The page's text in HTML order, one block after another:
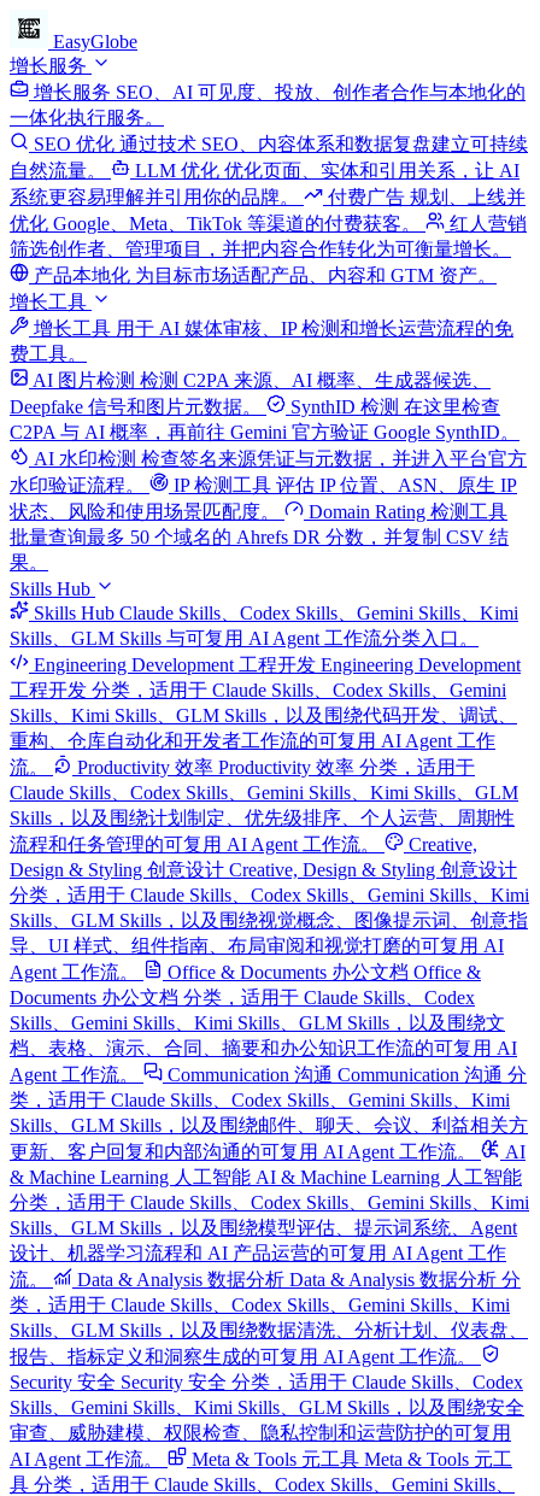
EasyGlobe
增长服务
增长服务 SEO、AI 可见度、投放、创作者合作与本地化的
一体化执行服务。
SEO 优化 通过技术 SEO、内容体系和数据复盘建立可持续
自然流量。
LLM 优化 优化页面、实体和引用关系，让 AI
系统更容易理解并引用你的品牌。
付费广告 规划、上线并
优化 Google、Meta、TikTok 等渠道的付费获客。
红人营销
筛选创作者、管理项目，并把内容合作转化为可衡量增长。
产品本地化 为目标市场适配产品、内容和 GTM 资产。
增长工具
增长工具 用于 AI 媒体审核、IP 检测和增长运营流程的免
费工具。
AI 图片检测 检测 C2PA 来源、AI 概率、生成器候选、
Deepfake 信号和图片元数据。
SynthID 检测 在这里检查
C2PA 与 AI 概率，再前往 Gemini 官方验证 Google SynthID。
AI 水印检测 检查签名来源凭证与元数据，并进入平台官方
水印验证流程。
IP 检测工具 评估 IP 位置、ASN、原生 IP
状态、风险和使用场景匹配度。
Domain Rating 检测工具
批量查询最多 50 个域名的 Ahrefs DR 分数，并复制 CSV 结
果。
Skills Hub
Skills Hub Claude Skills、Codex Skills、Gemini Skills、Kimi
Skills、GLM Skills 与可复用 AI Agent 工作流分类入口。
Engineering Development 工程开发 Engineering Development
工程开发 分类，适用于 Claude Skills、Codex Skills、Gemini
Skills、Kimi Skills、GLM Skills，以及围绕代码开发、调试、
重构、仓库自动化和开发者工作流的可复用 AI Agent 工作
流。
Productivity 效率 Productivity 效率 分类，适用于
Claude Skills、Codex Skills、Gemini Skills、Kimi Skills、GLM
Skills，以及围绕计划制定、优先级排序、个人运营、周期性
流程和任务管理的可复用 AI Agent 工作流。
Creative,
Design & Styling 创意设计 Creative, Design & Styling 创意设计
分类，适用于 Claude Skills、Codex Skills、Gemini Skills、Kimi
Skills、GLM Skills，以及围绕视觉概念、图像提示词、创意指
导、UI 样式、组件指南、布局审阅和视觉打磨的可复用 AI
Agent 工作流。
Office & Documents 办公文档 Office &
Documents 办公文档 分类，适用于 Claude Skills、Codex
Skills、Gemini Skills、Kimi Skills、GLM Skills，以及围绕文
档、表格、演示、合同、摘要和办公知识工作流的可复用 AI
Agent 工作流。
Communication 沟通 Communication 沟通 分
类，适用于 Claude Skills、Codex Skills、Gemini Skills、Kimi
Skills、GLM Skills，以及围绕邮件、聊天、会议、利益相关方
更新、客户回复和内部沟通的可复用 AI Agent 工作流。
AI
& Machine Learning 人工智能 AI & Machine Learning 人工智能
分类，适用于 Claude Skills、Codex Skills、Gemini Skills、Kimi
Skills、GLM Skills，以及围绕模型评估、提示词系统、Agent
设计、机器学习流程和 AI 产品运营的可复用 AI Agent 工作
流。
Data & Analysis 数据分析 Data & Analysis 数据分析 分
类，适用于 Claude Skills、Codex Skills、Gemini Skills、Kimi
Skills、GLM Skills，以及围绕数据清洗、分析计划、仪表盘、
报告、指标定义和洞察生成的可复用 AI Agent 工作流。
Security 安全 Security 安全 分类，适用于 Claude Skills、Codex
Skills、Gemini Skills、Kimi Skills、GLM Skills，以及围绕安全
审查、威胁建模、权限检查、隐私控制和运营防护的可复用
AI Agent 工作流。
Meta & Tools 元工具 Meta & Tools 元工
具 分类，适用于 Claude Skills、Codex Skills、Gemini Skills、